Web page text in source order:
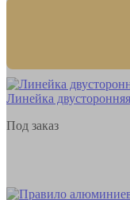
Линейка
Под заказ